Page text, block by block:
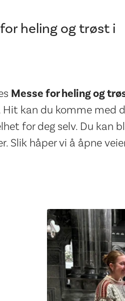
heling og trøst i
Messe for heling og
Hit kan du komme med
for deg selv. Du kan
Slik håper vi å åpne